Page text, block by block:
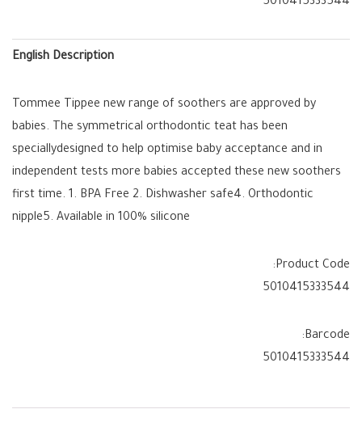
5010415333544
English Description
Tommee Tippee new range of soothers are approved by
babies. The symmetrical orthodontic teat has been
speciallydesigned to help optimise baby acceptance and in
independent tests more babies accepted these new soothers
first time. 1. BPA Free 2. Dishwasher safe4. Orthodontic
nipple5. Available in 100% silicone
Product Code:
5010415333544
Barcode:
5010415333544